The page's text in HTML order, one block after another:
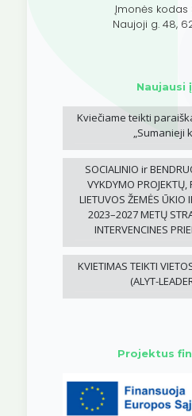
Įmonės kodas
Naujoji g. 48,
Naujausi
Kviečiame teikti
„Sumanieji
SOCIALINIO ir
VYKDYMO PROJEKTŲ,
LIETUVOS ŽEMĖS ŪKIO
2023–2027 METŲ
INTERVENCINES
KVIETIMAS TEIKTI
(ALYT-
Projektus